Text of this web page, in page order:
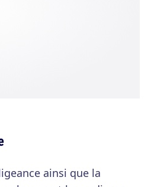
ainsi que la